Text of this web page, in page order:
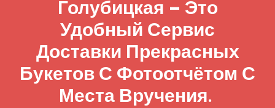
Голубицкая – Это
Удобный Сервис
Доставки Прекрасных
Букетов С Фотоотчётом С
Места Вручения.